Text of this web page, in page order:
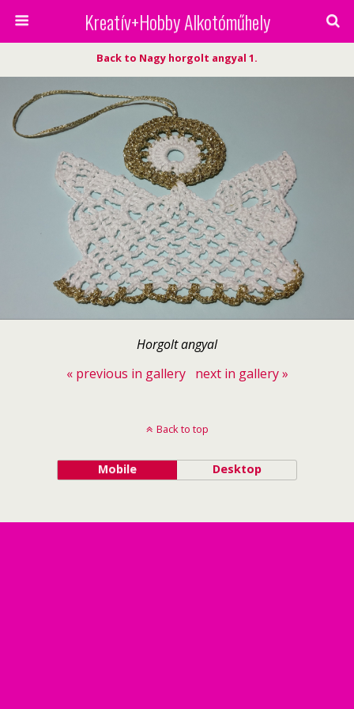
Kreatív+Hobby Alkotóműhely
Back to Nagy horgolt angyal 1.
Horgolt angyal
« previous in gallery
next in gallery »
Back to top
Mobile Desktop